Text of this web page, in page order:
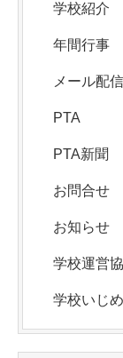
学校紹介
年間行事
メール配
PTA
PTA新聞
お問合せ
お知らせ
学校運営
学校いじ